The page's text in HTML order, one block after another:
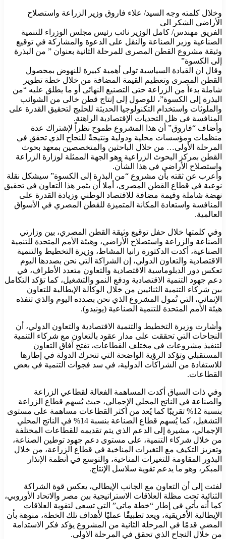
وخلال كلمته وجه السيد/ علاء فاروق وزير الزراعة واستصلاح
الأراضي الشكر الى
الفريق مهندس/ كامل الوزير نائب رئيس مجلس الوزراء للتنمية
الصناعية وزير الصناعة والنقل على الدعوة والمشاركة في توقيع
وثيقة مشروع القطن المصرى للمرحلة الثانية بعنوان ” من البذرة
إلى الكسوة”
وقال ان القيادة السياسية تولى أهمية كبيرة للنهوض بمحصول
القطن المصرى وتعظيم القيمة المضافة من خلال خطة تطوير
شاملة بدءاً من الزراعة حتى التصنيع النهائى أو ما يطلق عليه “من
البذرة إلى الكسوة”، للوصول إلى إنتاج قطن خالى من الشوائب
والملوثات واستخدام التكنولوجيا الحديثة للحليج لتحقيق القدرة على
المنافسة فى ظل التحديات الإقتصادية الراهنة.
وأضاف “فاروق” أن هذا المشروع طموح نظراً لإشتراك عدة
منظمات ومؤسسات محلية ودولية ونتيجةً للنجاح الذي تحقق في
المرحلة الأولى… من خلال الباحثين والمتخصصين بمعهد بحوث
القطن بمركز البحوث الزراعية وهو الجهة الممثلة لوزارة الزراعة
واستصلاح الأراضي في هذا الشأن.
وأعرب عن ثقته بأن مشروع “من البذرة إلى الكسوة” سيشكل نقلة
نوعية في قطاع القطن المصرى، أملا أن يثمر هذا التعاون في تحقيق
نهضة شاملة وقيمة مضافة للاقتصاد الوطني وزيادة القدرة على
المنافسة واستعادة المكانة المتميزة للقطن المصري في الأسواق
العالمية.
وفي كلمتها خلال حفل توقيع وثيقة القطن المصري، بين وزارتي
الصناعة والزراعة واستصلاح الأراضي، وهيئة الأمم المتحدة للتنمية
الصناعية، أكدت الدكتورة رانيا المشاط، وزيرة التخطيط والتنمية
الاقتصادية والتعاون الدولي، إن الشراكة التي نحن بصددها اليوم
تعكس دور الدبلوماسية الاقتصادية والتعاون متعدد الأطراف، في
دعم جهود التنمية الاقتصادية ودفع النمو والتشغيل، كما تؤكد التكامل
بين شركاء التنمية الثنائيين من خلال الوكالة الإيطالية للتعاون
الإنمائي، التي تُمول المشروع الذي نحن بصدده اليوم والذي تنفذه
هيئة الأمم المتحدة للتنمية الصناعية (يونيدو).
وأشارت وزيرة التخطيط والتنمية الاقتصادية والتعاون الدولي، أن
النجاحات التي تحققت على مدار عقود بالتعاون مع شركاء التنمية
لتنفيذ مشروعات في مختلف القطاعات، تفتح آفاق التعاون
المستقبلي وتؤكد الرؤية الواضحة التي تتحرك الدولة في إطارها
للاستفادة من الشراكات الدولية، في سد فجوات التنمية في بعض
القطاعات.
وفي ذات السياق أكدت المساهمة الفعالة لقطاعي الزراعة
والصناعة في الناتج المحلي الإجمالي، حيث يُسهم قطاع الزراعة
بنسبة 12% تقريبًا كما يُعد من أكثر القطاعات مساهمة على مستوى
التشغيل، كما يُسهم قطاع الصناعة بنسبة 14% في الناتج المحلي
الإجمالي، مشيرة إلى الدعم الذي يتم تقديمه للقطاعات المختلفة
من خلال شركاء التنمية، على مستوى دعم جهود توطين الصناعة،
وتعزيز التكيف مع التغيرات المناخية في قطاع الزراعة، من خلال
البذور المقاومة للتغيرات المناخية، والتوسع في أنظمة الإنذار
المبكر، وهو ما يدعم تقوية سلاسل الإنتاج.
لفتت إلى أن التعاون مع الجانب الإيطالي، يعكس قوة الشراكة
الثنائية تحت مظلة العلاقات الاستراتيجية بين مصر والاتحاد الأوروبي،
كما أنه يأتي في إطار “خطة ماتي” التي تسعى لتقوية العلاقات
الإيطالية الأفريقية، ويعد تطبيقًا عمليًا لأهداف تلك الخطة، منوهة بأن
المضي قدمًا في المرحلة الثانية من المشروع يؤكد فكر الاستدامة
من خلال النجاح الذي تحقق في المرحلة الاولى.